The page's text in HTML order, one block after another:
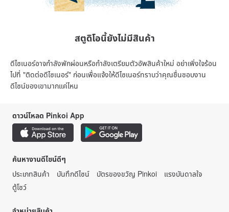
สตูดิโอนี้ยังไม่มีสินค้า
ดีไซเนอร์อาจกำลังพักผ่อนหรือกำลังเตรียมตัวอัพสินค้าใหม่ อย่าเพิ่งใจร้อน
ไปที่ "ติดต่อดีไซเนอร์" ก่อนเพื่อแจ้งให้ดีไซเนอร์ทราบว่าคุณชื่นชอบงาน
ดีไซน์ของเขามากแค่ไหน
ดาวน์โหลด Pinkoi App
ค้นหางานดีไซน์ดีๆ
ประเภทสินค้า
บันทึกดีไซน์ บัตรของขวัญ Pinkoi
แรงบันดาลใจ
ตู้โชว์